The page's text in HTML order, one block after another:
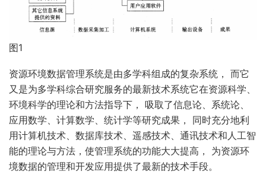
图1
资源环境数据管理系统是由多学科组成的复杂系统， 而它
又是为多学科综合研究服务的最新技术系统它在资源科学、
环境科学的理论和方法指导下， 吸取了信息论、系统论、
应用数学、计算数学、统计学等研究成果， 同时充分地利
用计算机技术、数据库技术、遥感技术、通讯技术和人工智
能的理论与方法，使管理系统的功能大大提高， 为资源环
境数据的管理和开发应用提供了最新的技术手段。